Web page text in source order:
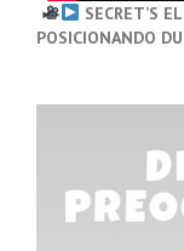
SECRET’S
POSICIONANDO